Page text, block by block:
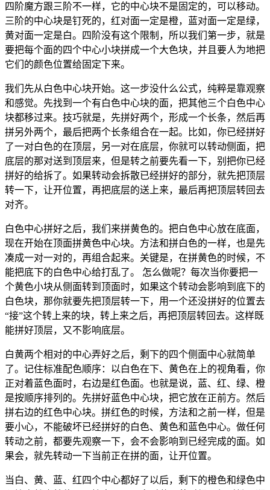
四阶魔方跟三阶不一样，它的中心块不是固定的，可以移动。
三阶的中心块是钉死的，红对面一定是橙，蓝对面一定是绿，
黄对面一定是白。四阶没有这个限制，所以我们第一步，就是
要把每个面的四个中心小块拼成一个大色块，并且要人为地把
它们的颜色位置给固定下来。
我们先从白色中心块开始。这一步没什么公式，纯粹是靠观察
和感觉。先找到一个有白色中心块的面，把其他三个白色中心
块都移过来。技巧就是，先拼好两个，形成一个长条，然后再
拼另外两个，最后把两个长条组合在一起。比如，你已经拼好
了一对白色的在顶层，另一对在底层，你就可以转动侧面，把
底层的那对送到顶层来，但是转之前要先看一下，别把你已经
拼好的给拆了。如果转动会拆散已经拼好的部分，就先把顶层
转一下，让开位置，再把底层的送上来，最后再把顶层转回去
对齐。
白色中心拼好之后，我们来拼黄色的。把白色中心放在底面，
现在开始在顶面拼黄色中心块。方法和拼白色的一样，也是先
凑成一对一对的，再组合起来。关键是，在拼黄色的时候，不
能把底下的白色中心给打乱了。 怎么做呢？每次当你要把一
个黄色小块从侧面转到顶面时，如果这个转动会影响到底下的
白色块，那你就要先把顶层转一下，用一个还没拼好的位置去
“接”这个转上来的块，转上来之后，再把顶层转回去。这样既
能拼好顶层，又不影响底层。
白黄两个相对的中心弄好之后，剩下的四个侧面中心就简单
了。记住标准配色顺序：以白色在下、黄色在上的视角看，你
正对着蓝色面时，右边是红色面。也就是说，蓝、红、绿、橙
是按顺序排列的。先拼好蓝色中心块，把它放在正前方。然后
拼右边的红色中心块。拼红色的时候，方法和之前一样，但是
要小心，不能破坏已经拼好的白色、黄色和蓝色中心。做任何
转动之前，都要先观察一下，会不会影响到已经完成的面。如
果会，就先转动一下当前正在拼的面，让开位置。
当白、黄、蓝、红四个中心都好了以后，剩下的橙色和绿色中